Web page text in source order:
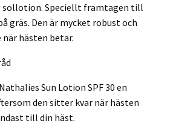
sollotion. Speciellt framtagen till
gräs. Den är mycket robust och
hästen betar.
Sun Lotion SPF 30 en
den sitter kvar när hästen
till din häst.